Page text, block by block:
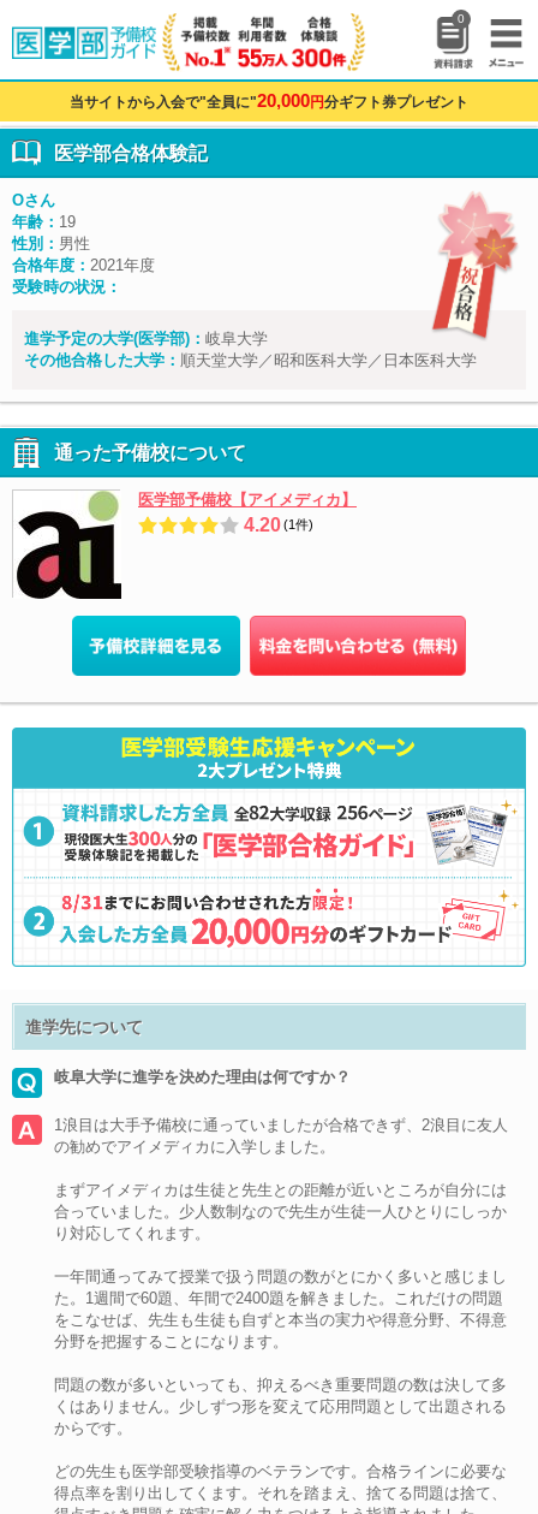
0
当サイトから入会で"全員に"20,000円分ギフト券プレゼント
医学部合格体験記
Oさん
年齢： 19
性別： 男性
合格年度： 2021年度
受験時の状況：
進学予定の大学(医学部)： 岐阜大学
その他合格した大学： 順天堂大学／昭和医科大学／日本医科大学
通った予備校について
医学部予備校【アイメディカ】
4.20(1件)
進学先について
岐阜大学に進学を決めた理由は何ですか？
1浪目は大手予備校に通っていましたが合格できず、2浪目に友人
の勧めでアイメディカに入学しました。
まずアイメディカは生徒と先生との距離が近いところが自分には
合っていました。少人数制なので先生が生徒一人ひとりにしっか
り対応してくれます。
一年間通ってみて授業で扱う問題の数がとにかく多いと感じまし
た。1週間で60題、年間で2400題を解きました。これだけの問題
をこなせば、先生も生徒も自ずと本当の実力や得意分野、不得意
分野を把握することになります。
問題の数が多いといっても、抑えるべき重要問題の数は決して多
くはありません。少しずつ形を変えて応用問題として出題される
からです。
どの先生も医学部受験指導のベテランです。合格ラインに必要な
得点率を割り出してくます。それを踏まえ、捨てる問題は捨て、